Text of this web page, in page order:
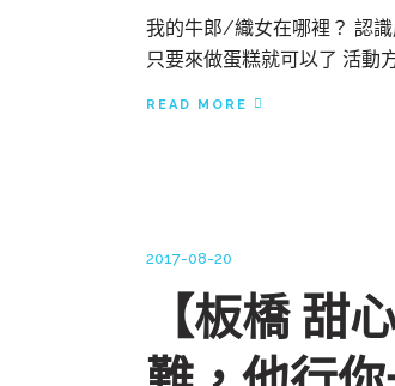
我的牛郎/織女在哪裡？ 認
只要來做蛋糕就可以了 活動
READ MORE
2017-08-20
【板橋 甜